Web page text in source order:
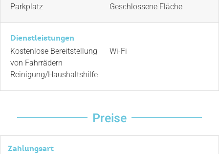
Parkplatz
Geschlossene Fläche
Dienstleistungen
Kostenlose Bereitstellung
von Fahrrädern
Reinigung/Haushaltshilfe
Wi-Fi
Preise
Zahlungsart